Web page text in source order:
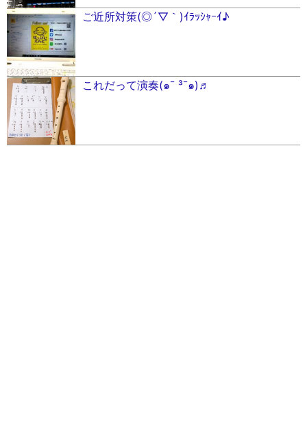
ご近所対策(◎´▽｀)ｲﾗｯｼｬｰｲ♪
これだって演奏(๑¯ ³¯๑)♬